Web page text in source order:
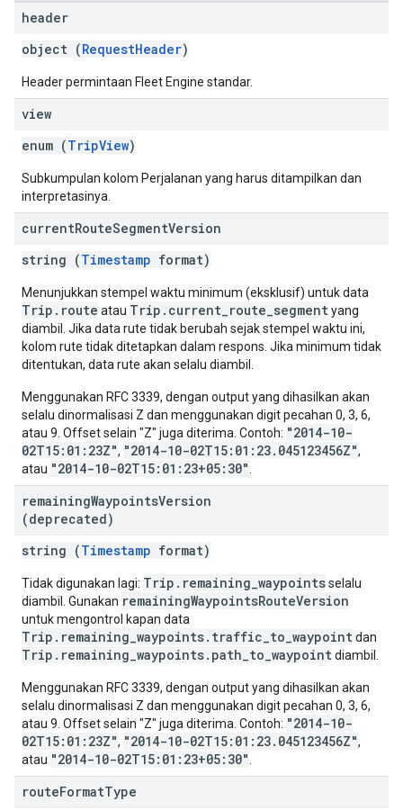
header
object (RequestHeader)
Header permintaan Fleet Engine standar.
view
enum (TripView)
Subkumpulan kolom Perjalanan yang harus ditampilkan dan
interpretasinya.
currentRouteSegmentVersion
string (Timestamp format)
Menunjukkan stempel waktu minimum (eksklusif) untuk data
Trip.route atau Trip.current_route_segmentyang
diambil. Jika data rute tidak berubah sejak stempel waktu ini,
kolom rute tidak ditetapkan dalam respons. Jika minimum tidak
ditentukan, data rute akan selalu diambil.
Menggunakan RFC 3339, dengan output yang dihasilkan akan
selalu dinormalisasi Z dan menggunakan digit pecahan 0, 3, 6,
atau 9. Offset selain "Z" juga diterima. Contoh: "2014-10-
02T15:01:23Z", "2014-10-02T15:01:23.045123456Z",
atau "2014-10-02T15:01:23+05:30"
remainingWaypointsVersion
(deprecated)
string (Timestamp format)
Tidak digunakan lagi: Trip.remaining_waypointsselalu
diambil. Gunakan remainingWaypointsRouteVersion
untuk mengontrol kapan data
Trip.remaining_waypoints.traffic_to_waypointdan
Trip.remaining_waypoints.path_to_waypointdiambil.
Menggunakan RFC 3339, dengan output yang dihasilkan akan
selalu dinormalisasi Z dan menggunakan digit pecahan 0, 3, 6,
atau 9. Offset selain "Z" juga diterima. Contoh: "2014-10-
02T15:01:23Z", "2014-10-02T15:01:23.045123456Z",
atau "2014-10-02T15:01:23+05:30"
routeFormatType